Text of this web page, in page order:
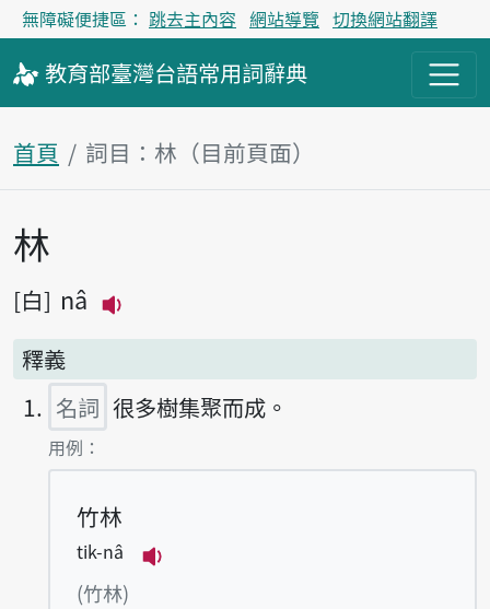
無障礙便捷區： 跳去主內容 網站導覽 切換網站翻譯
教育部臺灣台語常用詞辭典
首頁 詞目：林（目前頁面）
主內容區塊
林
白 nâ
釋義
名詞 很多樹集聚而成。
第1項釋義的
用例：
竹林
tik-nâ
(竹林)